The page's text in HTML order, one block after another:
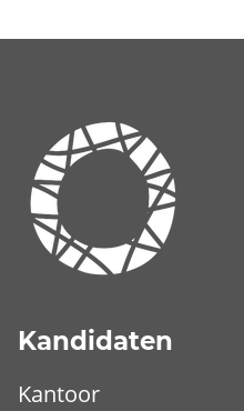
Kandidaten
Kantoor